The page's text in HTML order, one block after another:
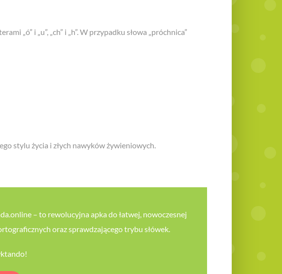
„ó” i „u”, „ch” i „h”. W przypadku słowa „próchnica”
stylu życia i złych nawyków żywieniowych.
– to rewolucyjna apka do łatwej, nowoczesnej
oraz sprawdzającego trybu słówek.